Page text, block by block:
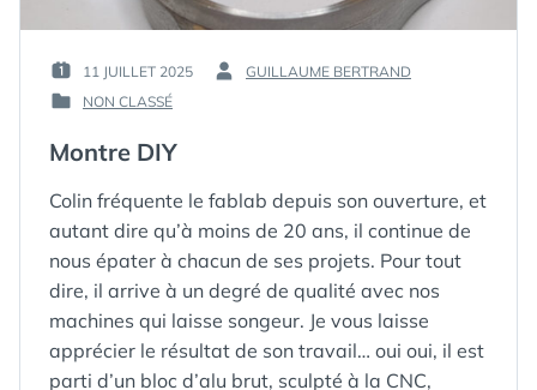
PUBLIÉ
LE :
11 JUILLET 2025
PAR :
GUILLAUME BERTRAND
PUBLIÉ
NON CLASSÉ
Montre DIY
Colin fréquente le fablab depuis son ouverture, et
autant dire qu’à moins de 20 ans, il continue de
nous épater à chacun de ses projets. Pour tout
dire, il arrive à un degré de qualité avec nos
machines qui laisse songeur. Je vous laisse
apprécier le résultat de son travail… oui oui, il est
parti d’un bloc d’alu brut, sculpté à la CNC,